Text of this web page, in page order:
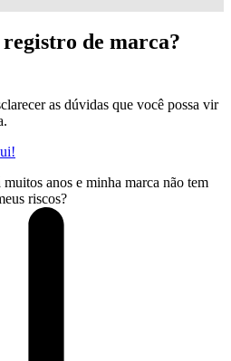
de marca?
as dúvidas que você possa vir
anos e minha marca não tem
riscos?